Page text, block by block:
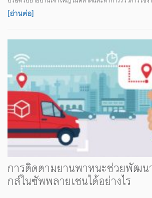
บริการ เพื่อให้ผู้อ่านสามารถนำไปพิจารณาในการเลือกบริ
แสดงผลในอันดับต้นๆ ของการค้นหา นั่นคือ บริษัท Big
[อ่านต่อ]
การติดตามยานพาหนะช่วยพัฒน
กส์ในซัพพลายเชนได้อย่างไร